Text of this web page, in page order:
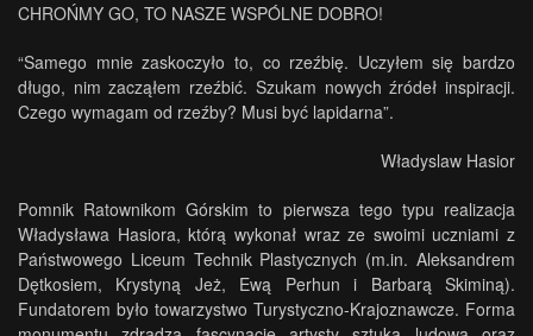
CHROŃMY GO, TO NASZE WSPÓLNE DOBRO!
“Samego mnie zaskoczyło to, co rzeźbię. Uczyłem się bardzo
długo, nim zacząłem rzeźbić. Szukam nowych źródeł inspiracji.
Czego wymagam od rzeźby? Musi być lapidarna”.
Władyslaw Hasior
Pomnik Ratownikom Górskim to pierwsza tego typu realizacja
Władysława Hasiora, którą wykonał wraz ze swoimi uczniami z
Państwowego Liceum Technik Plastycznych (m.in. Aleksandrem
Dętkosiem, Krystyną Jeż, Ewą Perhun i Barbarą Skiminą).
Fundatorem było towarzystwo Turystyczno-Krajoznawcze. Forma